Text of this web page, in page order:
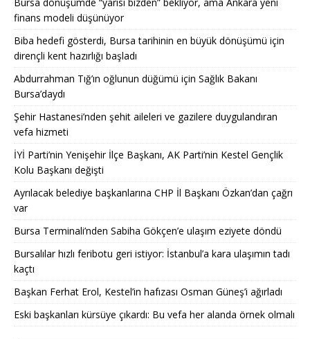
finans modeli düşünüyor
Biba hedefi gösterdi, Bursa tarihinin en büyük dönüşümü için
dirençli kent hazırlığı başladı
Abdurrahman Tığ’ın oğlunun düğümü için Sağlık Bakanı
Bursa’daydı
Şehir Hastanesi’nden şehit aileleri ve gazilere duygulandıran
vefa hizmeti
İYİ Parti’nin Yenişehir İlçe Başkanı, AK Parti’nin Kestel Gençlik
Kolu Başkanı değişti
Ayrılacak belediye başkanlarına CHP İl Başkanı Özkan’dan çağrı
var
Bursa Terminali’nden Sabiha Gökçen’e ulaşım eziyete döndü
Bursalılar hızlı feribotu geri istiyor: İstanbul’a kara ulaşımın tadı
kaçtı
Başkan Ferhat Erol, Kestel’in hafızası Osman Güneş’i ağırladı
Eski başkanları kürsüye çıkardı: Bu vefa her alanda örnek olmalı